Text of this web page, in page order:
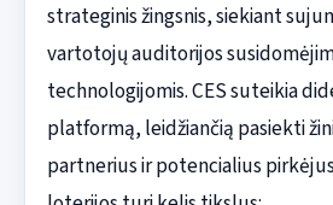
strateginis žingsnis, siekiant
vartotojų auditorijos
technologijomis. CES suteikia
platformą, leidžiančią pasiekti
partnerius ir potencialius